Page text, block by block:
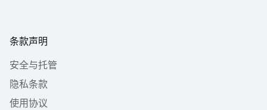
条款声明
安全与托管
隐私条款
使用协议